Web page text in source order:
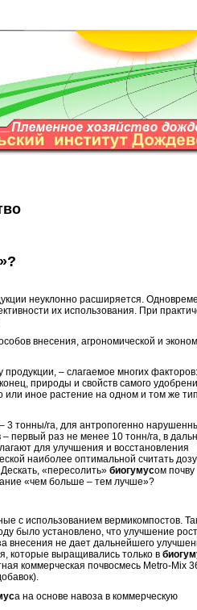
неуклонно расширяется.
их использования. При
внесения, агрономической и
– слагаемое многих факторов:
природы и свойств самого
или иное растение на одном и том же
тонны/га, для антропогенно
– первый раз не менее 10 тонн/га, в
для улучшения и восстановления
наиболее оптимальной считать дозу
«пересолить» биогумусом почву
«чем больше – тем лучше»?
с использованием вермикомпостов.
было установлено, что улучшение
внесения не дает дальнейшего
которые выращивались только в
коммерческая почвосмесь Metro-Mix
а на основе навоза в коммерческую